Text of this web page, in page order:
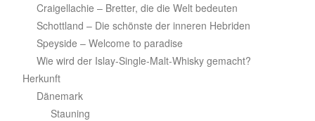
Craigellachie – Bretter, die die Welt bedeuten
Schottland – Die schönste der inneren Hebriden
Speyside – Welcome to paradise
Wie wird der Islay-Single-Malt-Whisky gemacht?
Herkunft
Dänemark
Stauning